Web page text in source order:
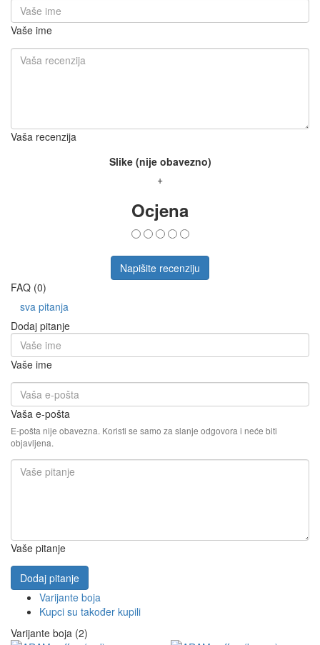
Vaše ime
Vaša recenzija
Slike (nije obavezno)
+
Ocjena
Napišite recenziju
FAQ (0)
sva pitanja
Dodaj pitanje
Vaše ime
Vaša e-pošta
E-pošta nije obavezna. Koristi se samo za slanje odgovora i neće biti
objavljena.
Vaše pitanje
Dodaj pitanje
Varijante boja
Kupci su također kupili
Varijante boja (2)